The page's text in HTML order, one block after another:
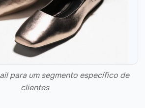
para um segmento específico de
clientes